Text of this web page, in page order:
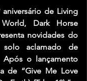
de Living
Dark Horse
novidades do
aclamado de
Após o lançamento
de “Give Me Love